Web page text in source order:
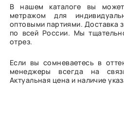
В нашем каталоге вы
метражом для
оптовыми партиями. Доставка
по всей России. Мы
отрез.
Если вы сомневаетесь в
менеджеры всегда на
Актуальная цена и наличие